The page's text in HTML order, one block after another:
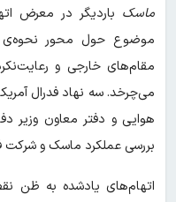
ماسک باردیگر در معرض
موضوع حول محور نحوه‌ی
مقام‌های خارجی و
می‌چرخد. سه نهاد فدرال
هوایی و دفتر معاون وزیر
بررسی عملکرد ماسک و شرکت
اتهام‌های یادشده به ظن